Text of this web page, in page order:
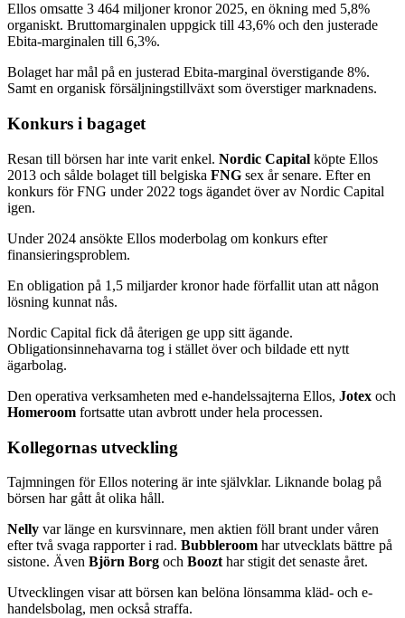
Ellos omsatte 3 464 miljoner kronor 2025, en ökning med 5,8%
organiskt. Bruttomarginalen uppgick till 43,6% och den justerade
Ebita-marginalen till 6,3%.
Bolaget har mål på en justerad Ebita-marginal överstigande 8%.
Samt en organisk försäljningstillväxt som överstiger marknadens.
Konkurs i bagaget
Resan till börsen har inte varit enkel. Nordic Capital köpte Ellos
2013 och sålde bolaget till belgiska FNG sex år senare. Efter en
konkurs för FNG under 2022 togs ägandet över av Nordic Capital
igen.
Under 2024 ansökte Ellos moderbolag om konkurs efter
finansieringsproblem.
En obligation på 1,5 miljarder kronor hade förfallit utan att någon
lösning kunnat nås.
Nordic Capital fick då återigen ge upp sitt ägande.
Obligationsinnehavarna tog i stället över och bildade ett nytt
ägarbolag.
Den operativa verksamheten med e-handelssajterna Ellos, Jotex och
Homeroom fortsatte utan avbrott under hela processen.
Kollegornas utveckling
Tajmningen för Ellos notering är inte självklar. Liknande bolag på
börsen har gått åt olika håll.
Nelly var länge en kursvinnare, men aktien föll brant under våren
efter två svaga rapporter i rad. Bubbleroom har utvecklats bättre på
sistone. Även Björn Borg och Boozt har stigit det senaste året.
Utvecklingen visar att börsen kan belöna lönsamma kläd- och e-
handelsbolag, men också straffa.